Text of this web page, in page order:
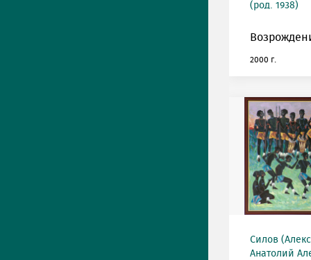
(род. 1938)
2000 г.
Силов
Анатолий